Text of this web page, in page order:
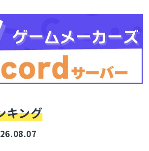
イメージした環境アセットなど
キング